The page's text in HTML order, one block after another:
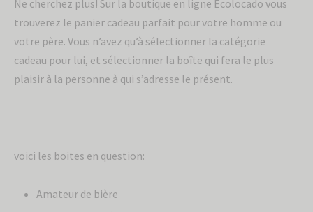
Ne cherchez plus! Sur la boutique en ligne Ecolocado vous
trouverez le panier cadeau parfait pour votre homme ou
votre père. Vous n’avez qu’à sélectionner la catégorie
cadeau pour lui, et sélectionner la boîte qui fera le plus
plaisir à la personne à qui s’adresse le présent.
voici les boites en question:
Amateur de bière